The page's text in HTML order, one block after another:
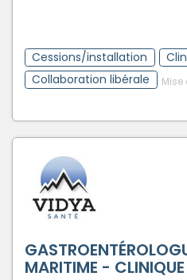
Cessions/installation
Collaboration libérale
MARITIME - CLINIQUE